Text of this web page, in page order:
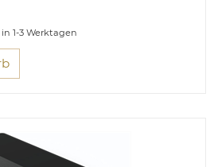
1-3 Werktagen